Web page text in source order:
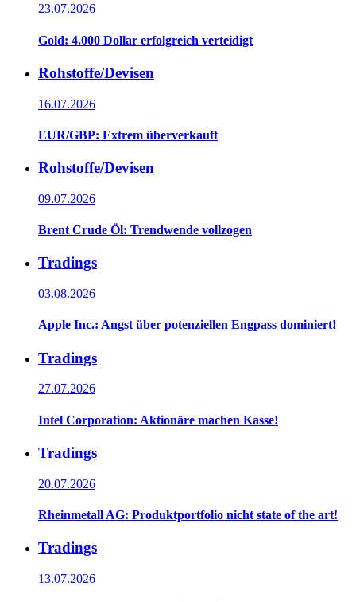
23.07.2026
Gold: 4.000 Dollar erfolgreich verteidigt
Rohstoffe/Devisen
16.07.2026
EUR/GBP: Extrem überverkauft
Rohstoffe/Devisen
09.07.2026
Brent Crude Öl: Trendwende vollzogen
Tradings
03.08.2026
Apple Inc.: Angst über potenziellen Engpass dominiert!
Tradings
27.07.2026
Intel Corporation: Aktionäre machen Kasse!
Tradings
20.07.2026
Rheinmetall AG: Produktportfolio nicht state of the art!
Tradings
13.07.2026